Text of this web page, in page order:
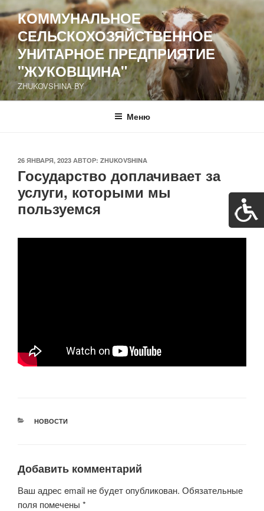
Перейти
к
содержимому
КОММУНАЛЬНОЕ
СЕЛЬСКОХОЗЯЙСТВЕННОЕ
УНИТАРНОЕ ПРЕДПРИЯТИЕ
"ЖУКОВЩИНА"
ZHUKOVSHINA.BY
Меню
ОПУБЛИКОВАНО
26 ЯНВАРЯ, 2023 АВТОР: ZHUKOVSHINA
Государство доплачивает за
услуги, которыми мы
пользуемся
РУБРИКИ
НОВОСТИ
Добавить комментарий
Ваш адрес email не будет опубликован. Обязательные
поля помечены *